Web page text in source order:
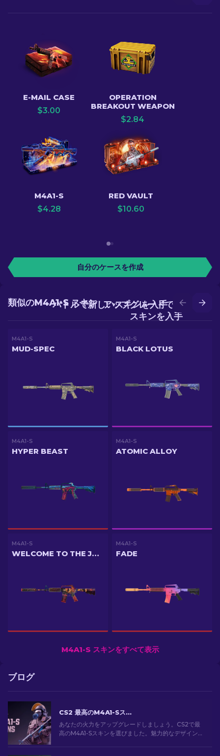
E-MAIL CASE
$3.00
OPERATION
BREAKOUT WEAPON
$2.84
M4A1-S
$4.28
RED VAULT
$10.60
自分のケースを作成
アップグレードでより良い
スキンを入手
バトルで新しいスキンを入手
類似のM4A1-S スキン
M4A1-S
MUD-SPEC
M4A1-S
BLACK LOTUS
M4A1-S
HYPER BEAST
M4A1-S
ATOMIC ALLOY
M4A1-S
WELCOME TO THE JUNGLE
M4A1-S
FADE
M4A1-S スキンをすべて表示
ブログ
CS2 最高のM4A1-Sスキン [2026]
あなたの火力をアップグレードしましょう。CS2で最
高のM4A1-Sスキンを選びました。魅力的なデザインの